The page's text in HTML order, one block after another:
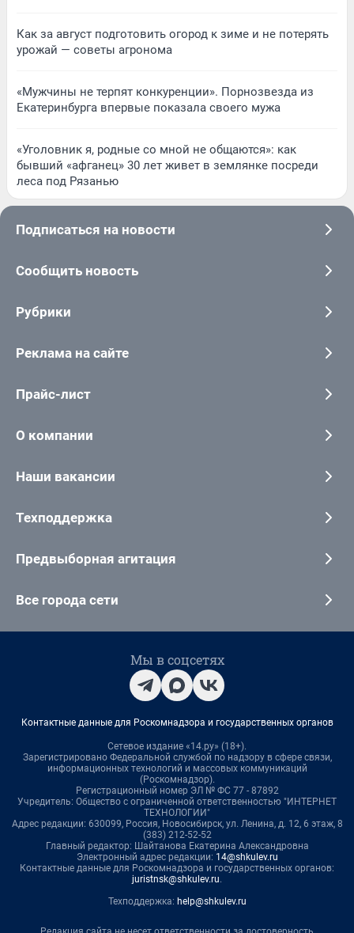
Как за август подготовить огород к зиме и не потерять
урожай — советы агронома
«Мужчины не терпят конкуренции». Порнозвезда из
Екатеринбурга впервые показала своего мужа
«Уголовник я, родные со мной не общаются»: как
бывший «афганец» 30 лет живет в землянке посреди
леса под Рязанью
Подписаться на новости
Сообщить новость
Рубрики
Реклама на сайте
Прайс-лист
О компании
Наши вакансии
Техподдержка
Предвыборная агитация
Все города сети
Мы в соцсетях
Контактные данные для Роскомнадзора и государственных органов
Сетевое издание «14.ру» (18+).
Зарегистрировано Федеральной службой по надзору в сфере связи,
информационных технологий и массовых коммуникаций
(Роскомнадзор).
Регистрационный номер ЭЛ № ФС 77 - 87892
Учредитель: Общество с ограниченной ответственностью "ИНТЕРНЕТ
ТЕХНОЛОГИИ"
Адрес редакции: 630099, Россия, Новосибирск, ул. Ленина, д. 12, 6 этаж, 8
(383) 212-52-52
Главный редактор: Шайтанова Екатерина Александровна
Электронный адрес редакции: 14@shkulev.ru
Контактные данные для Роскомнадзора и государственных органов:
juristnsk@shkulev.ru.
Техподдержка: help@shkulev.ru